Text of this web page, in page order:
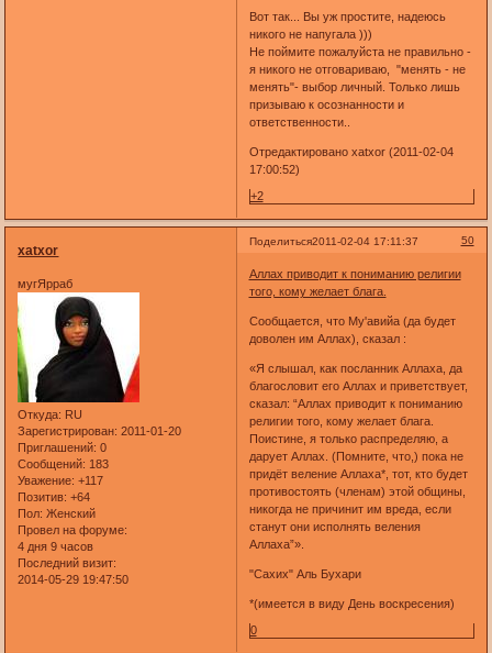
Вот так... Вы уж простите, надеюсь
никого не напугала )))
Не поймите пожалуйста не правильно -
я никого не отговариваю, "менять - не
менять"- выбор личный. Только лишь
призываю к осознанности и
ответственности..
Отредактировано xatxor (2011-02-04
17:00:52)
+2
Поделиться 50
2011-02-04 17:11:37
xatxor
мугЯрраб
Откуда: RU
Зарегистрирован: 2011-01-20
Приглашений: 0
Сообщений: 183
Уважение: +117
Позитив: +64
Пол: Женский
Провел на форуме:
4 дня 9 часов
Последний визит:
2014-05-29 19:47:50
Аллах приводит к пониманию религии
того, кому желает блага.
Сообщается, что Му'авийа (да будет
доволен им Аллах), сказал :
«Я слышал, как посланник Аллаха, да
благословит его Аллах и приветствует,
сказал: “Аллах приводит к пониманию
религии того, кому желает блага.
Поистине, я только распределяю, а
дарует Аллах. (Помните, что,) пока не
придёт веление Аллаха*, тот, кто будет
противостоять (членам) этой общины,
никогда не причинит им вреда, если
станут они исполнять веления
Аллаха”».
"Сахих" Аль Бухари
*(имеется в виду День воскресения)
0